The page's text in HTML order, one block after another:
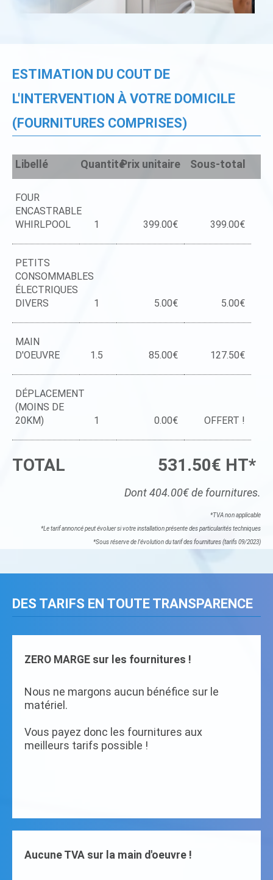
ESTIMATION DU COUT DE
L'INTERVENTION À VOTRE DOMICILE
(FOURNITURES COMPRISES)
Libellé QuantitéPrix unitaire Sous-total
FOUR
ENCASTRABLE
WHIRLPOOL
1 399.00€ 399.00€
PETITS
CONSOMMABLES
ÉLECTRIQUES
DIVERS
1 5.00€ 5.00€
MAIN
D'OEUVRE
1.5 85.00€ 127.50€
DÉPLACEMENT
(MOINS DE
20KM)
1 0.00€ OFFERT !
TOTAL 531.50€ HT*
Dont 404.00€ de fournitures.
*TVA non applicable
*Le tarif annoncé peut évoluer si votre installation présente des particularités techniques
*Sous réserve de l'évolution du tarif des fournitures (tarifs 09/2023)
DES TARIFS EN TOUTE TRANSPARENCE
ZERO MARGE sur les fournitures !
Nous ne margons aucun bénéfice sur le
matériel.
Vous payez donc les fournitures aux
meilleurs tarifs possible !
Aucune TVA sur la main d'oeuvre !